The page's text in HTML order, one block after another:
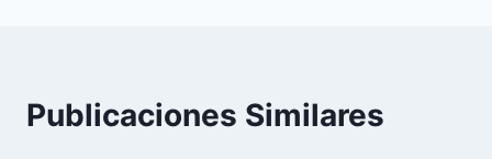
Publicaciones Similares